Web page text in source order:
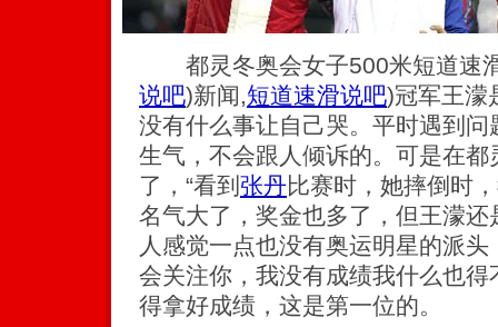
都灵冬奥会女子500米短道速
说吧)新闻,短道速滑说吧)冠军王濛
没有什么事让自己哭。平时遇到
生气，不会跟人倾诉的。可是在
了，“看到 张丹比赛时，她摔倒时
名气大了，奖金也多了，但王濛
人感觉一点也没有奥运明星的派
会关注你，我没有成绩我什么也
得拿好成绩，这是第一位的。